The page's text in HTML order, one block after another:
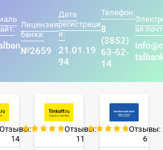
Лицензия
банка:
№2659
Дата
регистраци
и:
21.01.19
94
Телефон:
8
(3852)
63-62-
14
ая
14
Отзывы:
11
Отзывы:
6